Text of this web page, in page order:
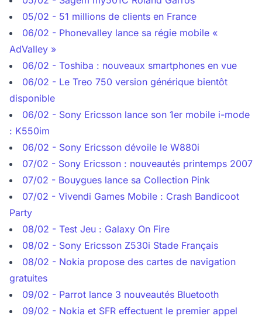
05/02 - 51 millions de clients en France
06/02 - Phonevalley lance sa régie mobile «
AdValley »
06/02 - Toshiba : nouveaux smartphones en vue
06/02 - Le Treo 750 version générique bientôt
disponible
06/02 - Sony Ericsson lance son 1er mobile i-mode
: K550im
06/02 - Sony Ericsson dévoile le W880i
07/02 - Sony Ericsson : nouveautés printemps 2007
07/02 - Bouygues lance sa Collection Pink
07/02 - Vivendi Games Mobile : Crash Bandicoot
Party
08/02 - Test Jeu : Galaxy On Fire
08/02 - Sony Ericsson Z530i Stade Français
08/02 - Nokia propose des cartes de navigation
gratuites
09/02 - Parrot lance 3 nouveautés Bluetooth
09/02 - Nokia et SFR effectuent le premier appel